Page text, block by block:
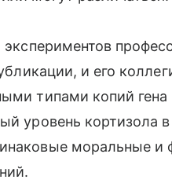
экспериментов
и его
типами копий
уровень кортизола
моральные и